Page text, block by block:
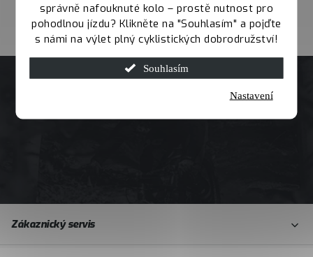
správně nafouknuté kolo – prostě nutnost pro
pohodlnou jízdu? Klikněte na "Souhlasím" a pojďte
s námi na výlet plný cyklistických dobrodružství!
Souhlasím
Nastavení
Zákaznický servis